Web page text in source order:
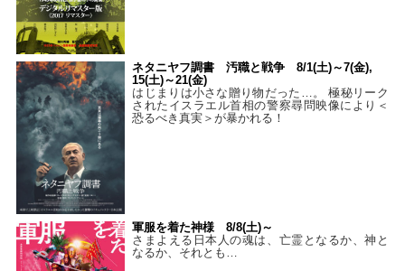
ネタニヤフ調書 汚職と戦争 8/1(土)～7(金),
15(土)～21(金)
はじまりは小さな贈り物だった…。 極秘リーク
されたイスラエル首相の警察尋問映像により＜
恐るべき真実＞が暴かれる！
軍服を着た神様 8/8(土)～
さまよえる日本人の魂は、亡霊となるか、神と
なるか、それとも…